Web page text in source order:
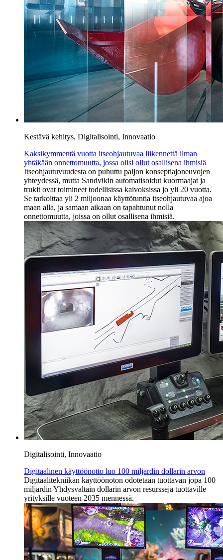
Kestävä kehitys, Digitalisointi, Innovaatio
Kaksikymmentä vuotta itseohjautuvaa liikennettä ilman
yhtäkään onnettomuutta, jossa olisi ollut osallisena ihmisiä
Itseohjautuvuudesta on puhuttu paljon konseptiajoneuvojen
yhteydessä, mutta Sandvikin automatisoidut kuormaajat ja
trukit ovat toimineet todellisissa kaivoksissa jo yli 20 vuotta.
Se tarkoittaa yli 2 miljoonaa käyttötuntia itseohjautuvaa ajoa
maan alla, ja samaan aikaan on tapahtunut nolla
onnettomuutta, joissa on ollut osallisena ihmisiä.
Digitalisointi, Innovaatio
Digitaalinen käyttöönotto luo 100 miljardin dollarin arvon
Digitaalitekniikan käyttöönoton odotetaan tuottavan jopa 100
miljardin Yhdysvaltain dollarin arvon resursseja tuottaville
yrityksille vuoteen 2035 mennessä.